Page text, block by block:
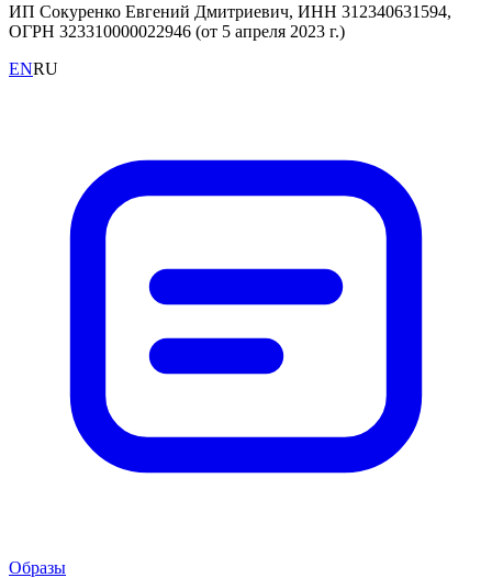
ИП Сокуренко Евгений Дмитриевич, ИНН 312340631594,
ОГРН 323310000022946 (от 5 апреля 2023 г.)
ENRU
Образы